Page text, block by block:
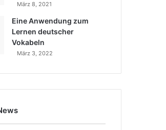
März 8, 2021
Eine Anwendung zum
Lernen deutscher
Vokabeln
März 3, 2022